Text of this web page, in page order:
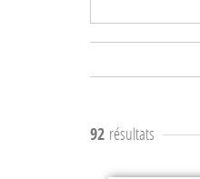
92 résultats